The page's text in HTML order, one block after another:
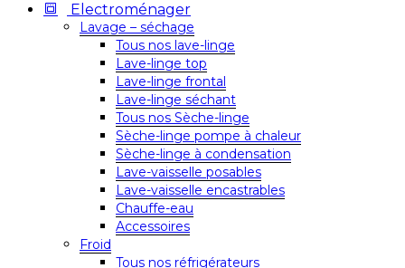
Electroménager
Lavage – séchage
Tous nos lave-linge
Lave-linge top
Lave-linge frontal
Lave-linge séchant
Tous nos Sèche-linge
Sèche-linge pompe à chaleur
Sèche-linge à condensation
Lave-vaisselle posables
Lave-vaisselle encastrables
Chauffe-eau
Accessoires
Froid
Tous nos réfrigérateurs